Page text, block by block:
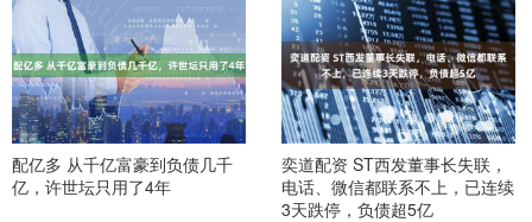
配亿多 从千亿富豪到负债几千
亿，许世坛只用了4年
奕道配资 ST西发董事长失联，
电话、微信都联系不上，已连续
3天跌停，负债超5亿